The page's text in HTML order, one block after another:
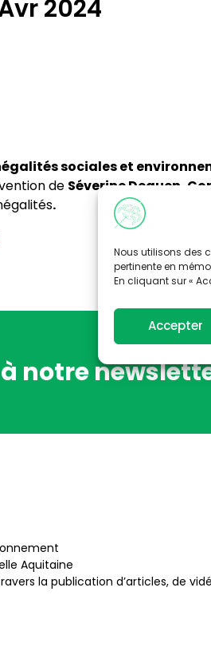
Nous utilisons des
pertinente en
En cliquant sur «
Accepter
2024
sociales et
de Séverine Deguen,
.
notre
Aquitaine
la publication d’articles, de